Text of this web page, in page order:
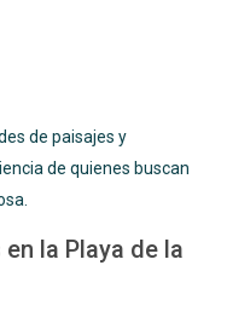
de paisajes y
de quienes buscan
la Playa de la